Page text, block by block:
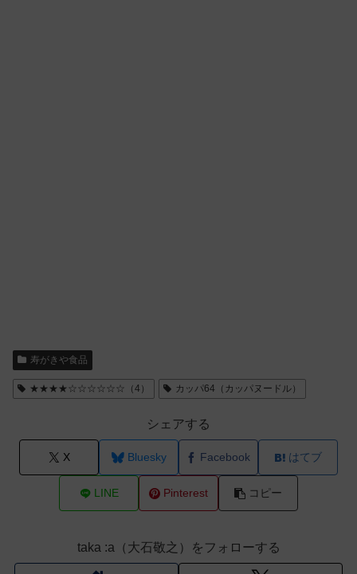
寿がきや食品
★★★★☆☆☆☆☆☆（4） カッパ64（カッパヌードル）
シェアする
X Bluesky Facebook はてブ
LINE Pinterest コピー
taka :a（大石敬之）をフォローする